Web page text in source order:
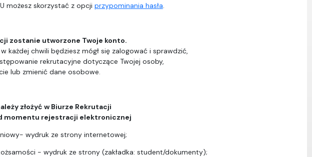
możesz skorzystać z opcji przypominania hasła
zostanie utworzone Twoje konto.
każdej chwili będziesz mógł się zalogować i sprawdzić,
rekrutacyjne dotyczące Twojej osoby,
lub zmienić dane osobowe.
złożyć w Biurze Rekrutacji
momentu rejestracji elektronicznej
wydruk ze strony internetowej;
- wydruk ze strony (zakładka: student/dokumenty);